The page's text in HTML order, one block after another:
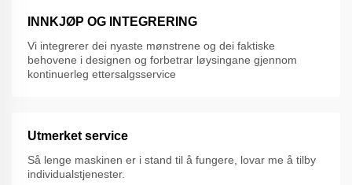
INNKJØP OG INTEGRERING
Vi integrerer dei nyaste mønstrene og dei faktiske
behovene i designen og forbetrar løysingane gjennom
kontinuerleg ettersalgsservice
Utmerket service
Så lenge maskinen er i stand til å fungere, lovar me å tilby
individualstjenester.